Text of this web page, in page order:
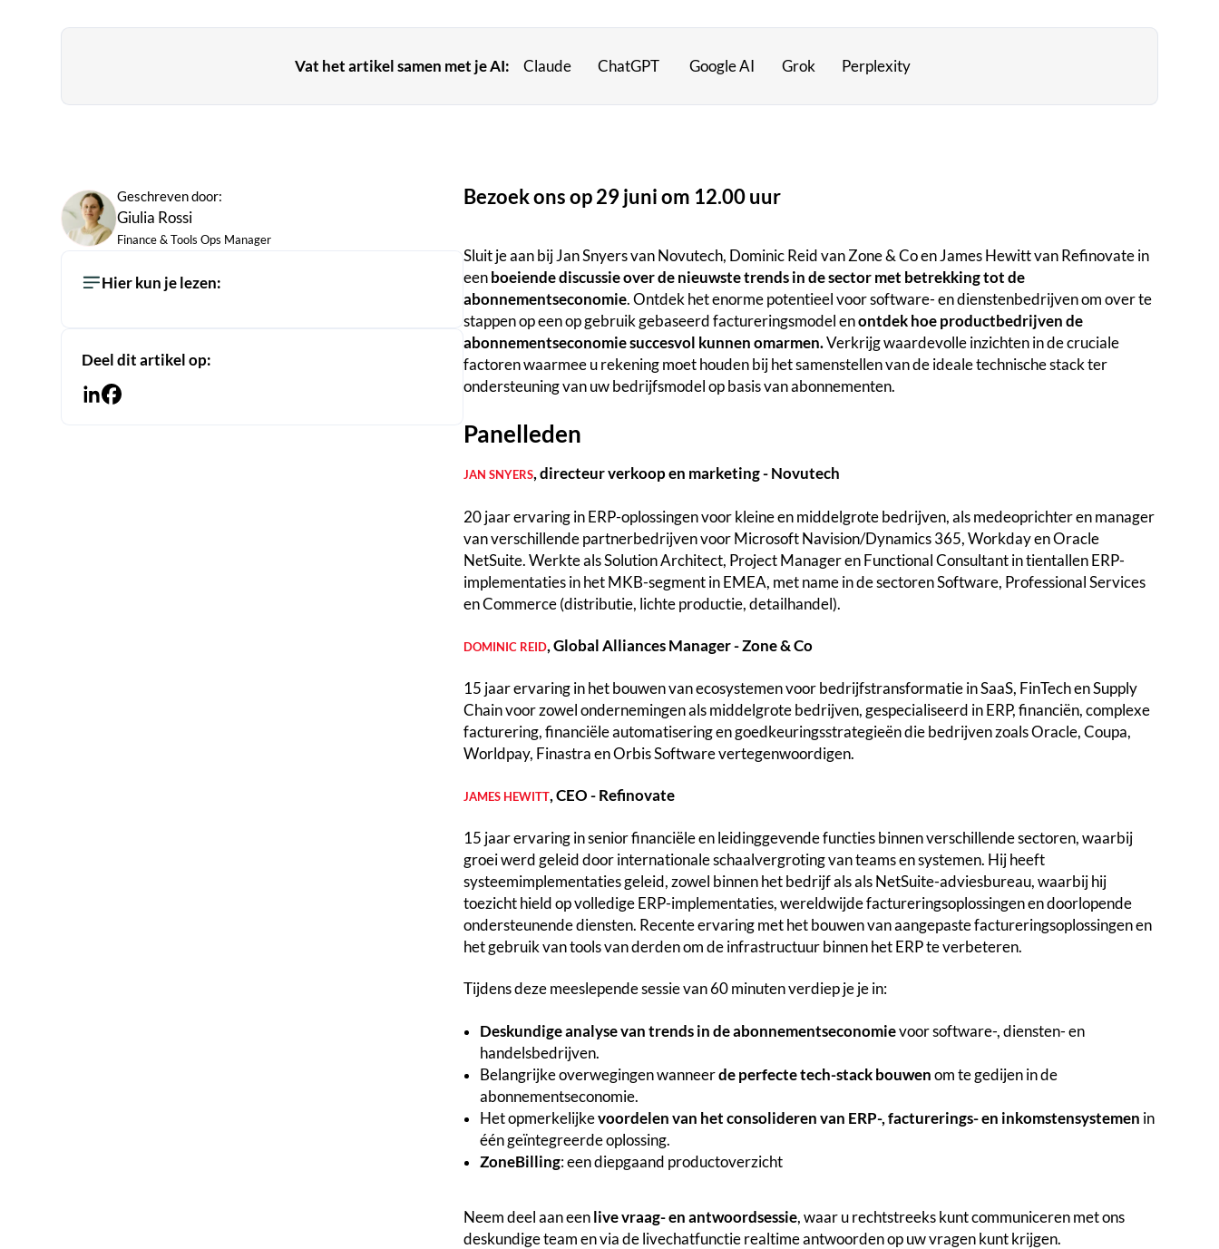
Vat het artikel samen met je AI: Claude ChatGPT Google AI Grok Perplexity
Geschreven door:
Giulia Rossi
Finance & Tools Ops Manager
Hier kun je lezen:
Deel dit artikel op:
Bezoek ons op 29 juni om 12.00 uur
Sluit je aan bij Jan Snyers van Novutech, Dominic Reid van Zone & Co en James Hewitt van Refinovate in
een boeiende discussie over de nieuwste trends in de sector met betrekking tot de
abonnementseconomie. Ontdek het enorme potentieel voor software- en dienstenbedrijven om over te
stappen op een op gebruik gebaseerd factureringsmodel enontdek hoe productbedrijven de
abonnementseconomie succesvol kunnen omarmen.Verkrijg waardevolle inzichten in de cruciale
factoren waarmee u rekening moet houden bij het samenstellen van de ideale technische stack ter
ondersteuning van uw bedrijfsmodel op basis van abonnementen.
Panelleden
JAN SNYERS, directeur verkoop en marketing - Novutech
20 jaar ervaring in ERP-oplossingen voor kleine en middelgrote bedrijven, als medeoprichter en manager
van verschillende partnerbedrijven voor Microsoft Navision/Dynamics 365, Workday en Oracle
NetSuite. Werkte als Solution Architect, Project Manager en Functional Consultant in tientallen ERP-
implementaties in het MKB-segment in EMEA, met name in de sectoren Software, Professional Services
en Commerce (distributie, lichte productie, detailhandel).
DOMINIC REID, Global Alliances Manager - Zone & Co
15 jaar ervaring in het bouwen van ecosystemen voor bedrijfstransformatie in SaaS, FinTech en Supply
Chain voor zowel ondernemingen als middelgrote bedrijven, gespecialiseerd in ERP, financiën, complexe
facturering, financiële automatisering en goedkeuringsstrategieën die bedrijven zoals Oracle, Coupa,
Worldpay, Finastra en Orbis Software vertegenwoordigen.
JAMES HEWITT, CEO - Refinovate
15 jaar ervaring in senior financiële en leidinggevende functies binnen verschillende sectoren, waarbij
groei werd geleid door internationale schaalvergroting van teams en systemen. Hij heeft
systeemimplementaties geleid, zowel binnen het bedrijf als als NetSuite-adviesbureau, waarbij hij
toezicht hield op volledige ERP-implementaties, wereldwijde factureringsoplossingen en doorlopende
ondersteunende diensten. Recente ervaring met het bouwen van aangepaste factureringsoplossingen en
het gebruik van tools van derden om de infrastructuur binnen het ERP te verbeteren.
Tijdens deze meeslepende sessie van 60 minuten verdiep je je in:
Deskundige analyse van trends in de abonnementseconomievoor software-, diensten- en
handelsbedrijven.
Belangrijke overwegingen wanneerde perfecte tech-stack bouwen om te gedijen in de
abonnementseconomie.
Het opmerkelijkevoordelen van het consolideren van ERP-, facturerings- en inkomstensystemen in
één geïntegreerde oplossing.
ZoneBilling: een diepgaand productoverzicht
Neem deel aan een live vraag- en antwoordsessie, waar u rechtstreeks kunt communiceren met ons
deskundige team en via de livechatfunctie realtime antwoorden op uw vragen kunt krijgen.